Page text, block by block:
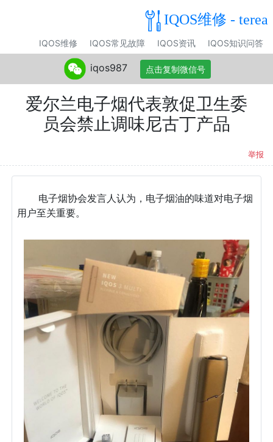
IQOS维修 - terea
IQOS维修 IQOS常见故障 IQOS资讯 IQOS知识问答
爱尔兰电子烟代表敦促卫生委
员会禁止调味尼古丁产品
举报
电子烟协会发言人认为，电子烟油的味道对电子烟
用户至关重要。
iqos987 点击复制微信号